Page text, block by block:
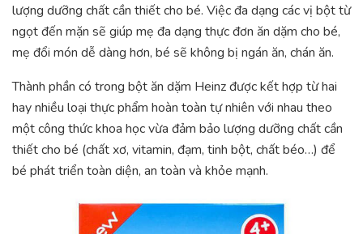
lượng dưỡng chất cần thiết cho bé. Việc đa dạng các vị bột từ
ngọt đến mặn sẽ giúp mẹ đa dạng thực đơn ăn dặm cho bé,
mẹ đổi món dễ dàng hơn, bé sẽ không bị ngán ăn, chán ăn.
Thành phần có trong bột ăn dặm Heinz được kết hợp từ hai
hay nhiều loại thực phẩm hoàn toàn tự nhiên với nhau theo
một công thức khoa học vừa đảm bảo lượng dưỡng chất cần
thiết cho bé (chất xơ, vitamin, đạm, tinh bột, chất béo…) để
bé phát triển toàn diện, an toàn và khỏe mạnh.